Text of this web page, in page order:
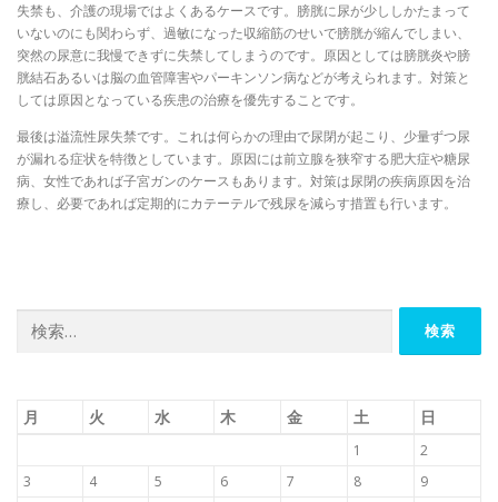
失禁も、介護の現場ではよくあるケースです。膀胱に尿が少ししかたまって
いないのにも関わらず、過敏になった収縮筋のせいで膀胱が縮んでしまい、
突然の尿意に我慢できずに失禁してしまうのです。原因としては膀胱炎や膀
胱結石あるいは脳の血管障害やパーキンソン病などが考えられます。対策と
しては原因となっている疾患の治療を優先することです。
最後は溢流性尿失禁です。これは何らかの理由で尿閉が起こり、少量ずつ尿
が漏れる症状を特徴としています。原因には前立腺を狭窄する肥大症や糖尿
病、女性であれば子宮ガンのケースもあります。対策は尿閉の疾病原因を治
療し、必要であれば定期的にカテーテルで残尿を減らす措置も行います。
索:
月 火 水 木 金 土 日
1
2
3
4 5 6 7 8
9